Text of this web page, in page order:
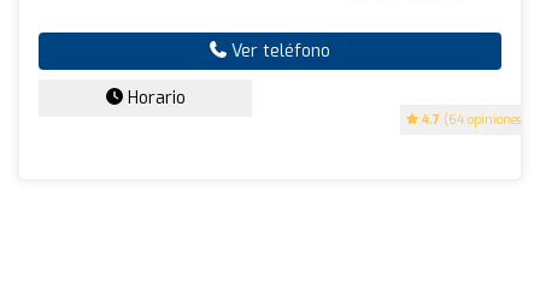
4.7 (64 opiniones)
Ver teléfono
Horario